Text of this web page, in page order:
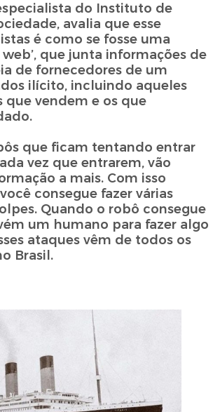
do Instituto de
avalia que esse
é como se fosse uma
web’, que junta informações de
de fornecedores de um
ilícito, incluindo aqueles
que vendem e os que
que ficam tentando entrar
vez que entrarem, vão
a mais. Com isso
consegue fazer várias
Quando o robô consegue
um humano para fazer algo
ataques vêm de todos os
Brasil.